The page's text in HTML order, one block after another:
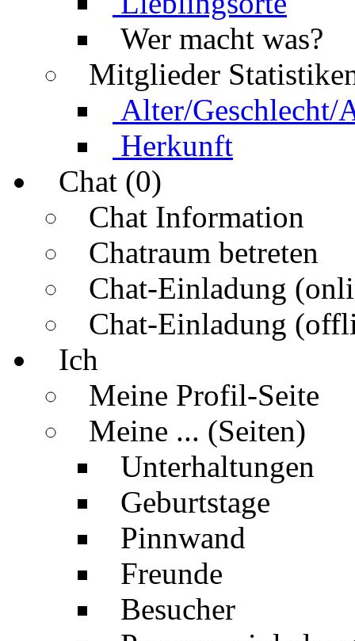
Wer macht was?
Mitglieder
Alter/Geschlecht/
Herkunft
Chat (0)
Chat Information
Chatraum betreten
Chat-Einladung
Chat-Einladung
Ich
Meine Profil-Seite
Meine ... (Seiten)
Unterhaltungen
Geburtstage
Pinnwand
Freunde
Besucher